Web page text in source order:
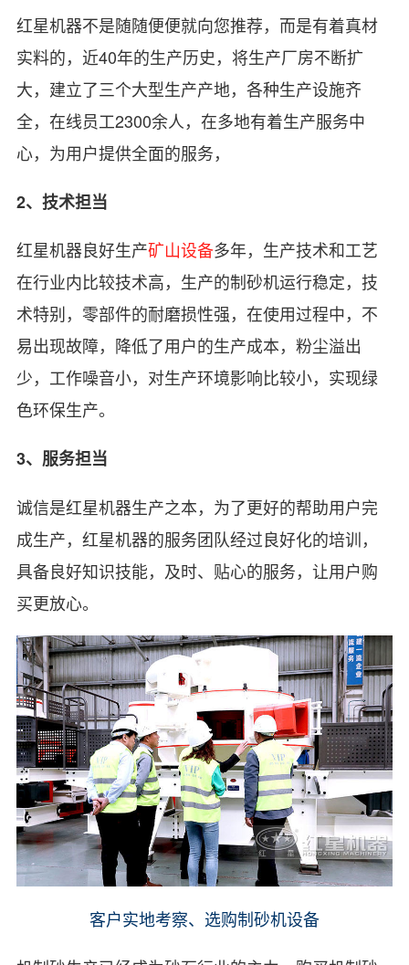
红星机器不是随随便便就向您推荐，而是有着真材
实料的，近40年的生产历史，将生产厂房不断扩
大，建立了三个大型生产产地，各种生产设施齐
全，在线员工2300余人，在多地有着生产服务中
心，为用户提供全面的服务，
2、技术担当
红星机器良好生产矿山设备多年，生产技术和工艺
在行业内比较技术高，生产的制砂机运行稳定，技
术特别，零部件的耐磨损性强，在使用过程中，不
易出现故障，降低了用户的生产成本，粉尘溢出
少，工作噪音小，对生产环境影响比较小，实现绿
色环保生产。
3、服务担当
诚信是红星机器生产之本，为了更好的帮助用户完
成生产，红星机器的服务团队经过良好化的培训，
具备良好知识技能，及时、贴心的服务，让用户购
买更放心。
客户实地考察、选购制砂机设备